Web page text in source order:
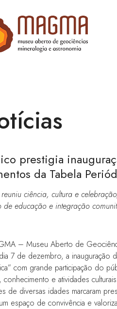
prestigia
da Tabela
reuniu ciência, cultura e
de educação e integração
– Museu Aberto de
7 de dezembro, a inauguração
com grande participação do
conhecimento e atividades
de diversas idades marcaram
espaço de convivência e